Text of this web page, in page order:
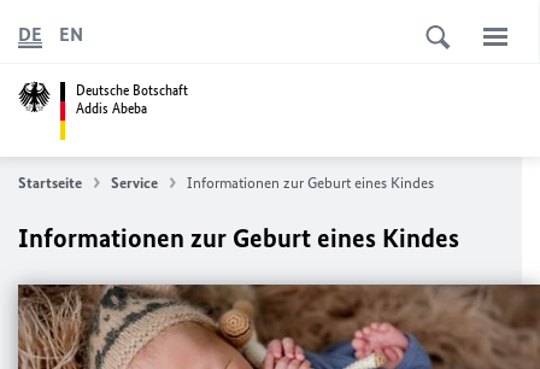
Deutsche Botschaft
Addis Abeba
DE EN
Startseite Service Informationen zur Geburt eines Kindes
Informationen zur Geburt eines Kindes